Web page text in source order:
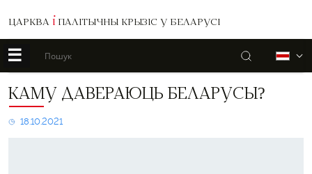
ЦАРКВА І ПАЛІТЫЧНЫ КРЫЗІС У БЕЛАРУСІ
☰ Пошук
Каму
давераюць
беларусы?
КАМУ ДАВЕРАЮЦЬ БЕЛАРУСЫ?
18.10.2021